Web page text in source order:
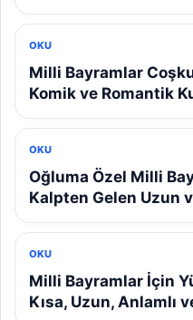
OKU
Milli Bayramlar
Komik ve Romantik
OKU
Oğluma Özel Milli
Kalpten Gelen Uzun
OKU
Milli Bayramlar İçin
Kısa, Uzun, Anlamlı